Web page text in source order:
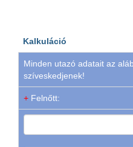
Kalkuláció
Minden utazó adatait az
szíveskedjenek!
+ Felnőtt: